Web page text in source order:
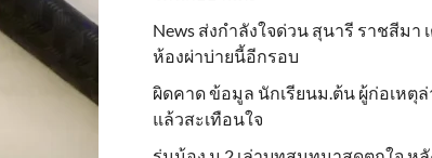
News ส่งกำลังใจด่วน สุนารี ราชสีมา
ห้องผ่าบ่ายนี้อีกรอบ
ผิดคาด ข้อมูล นักเรียนม.ต้น ผู้ก่อเหตุล่
แล้วสะเทือนใจ